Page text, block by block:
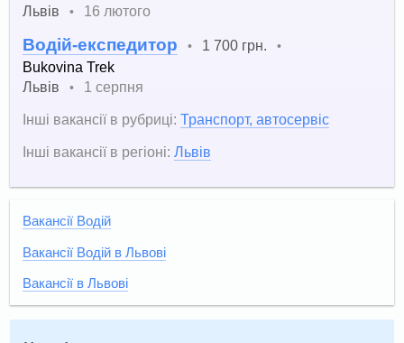
Львів
• 16 лютого
Водій-експедитор • 1 700 грн. •
Bukovina Trek
Львів
•
1 серпня
Інші вакансії в рубриці: Транспорт, автосервіс
Інші вакансії в регіоні: Львів
Вакансії Водій
Вакансії Водій в Львові
Вакансії в Львові